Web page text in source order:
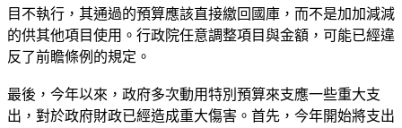
目不執行，其通過的預算應該直接繳回國庫，而不是加加減減
的供其他項目使用。行政院任意調整項目與金額，可能已經違
反了前瞻條例的規定。
最後，今年以來，政府多次動用特別預算來支應一些重大支
出，對於政府財政已經造成重大傷害。首先，今年開始將支出